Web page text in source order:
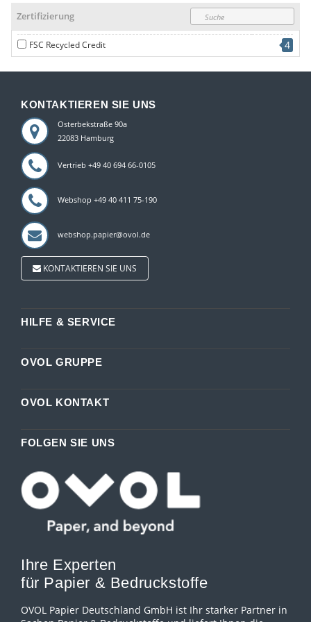
Zertifizierung
FSC Recycled Credit 4
KONTAKTIEREN SIE UNS
Osterbekstraße 90a
22083 Hamburg
Vertrieb +49 40 694 66-0105
Webshop +49 40 411 75-190
webshop.papier@ovol.de
KONTAKTIEREN SIE UNS
HILFE & SERVICE
OVOL GRUPPE
OVOL KONTAKT
FOLGEN SIE UNS
Ihre Experten
für Papier & Bedruckstoffe
OVOL Papier Deutschland GmbH ist Ihr starker Partner in